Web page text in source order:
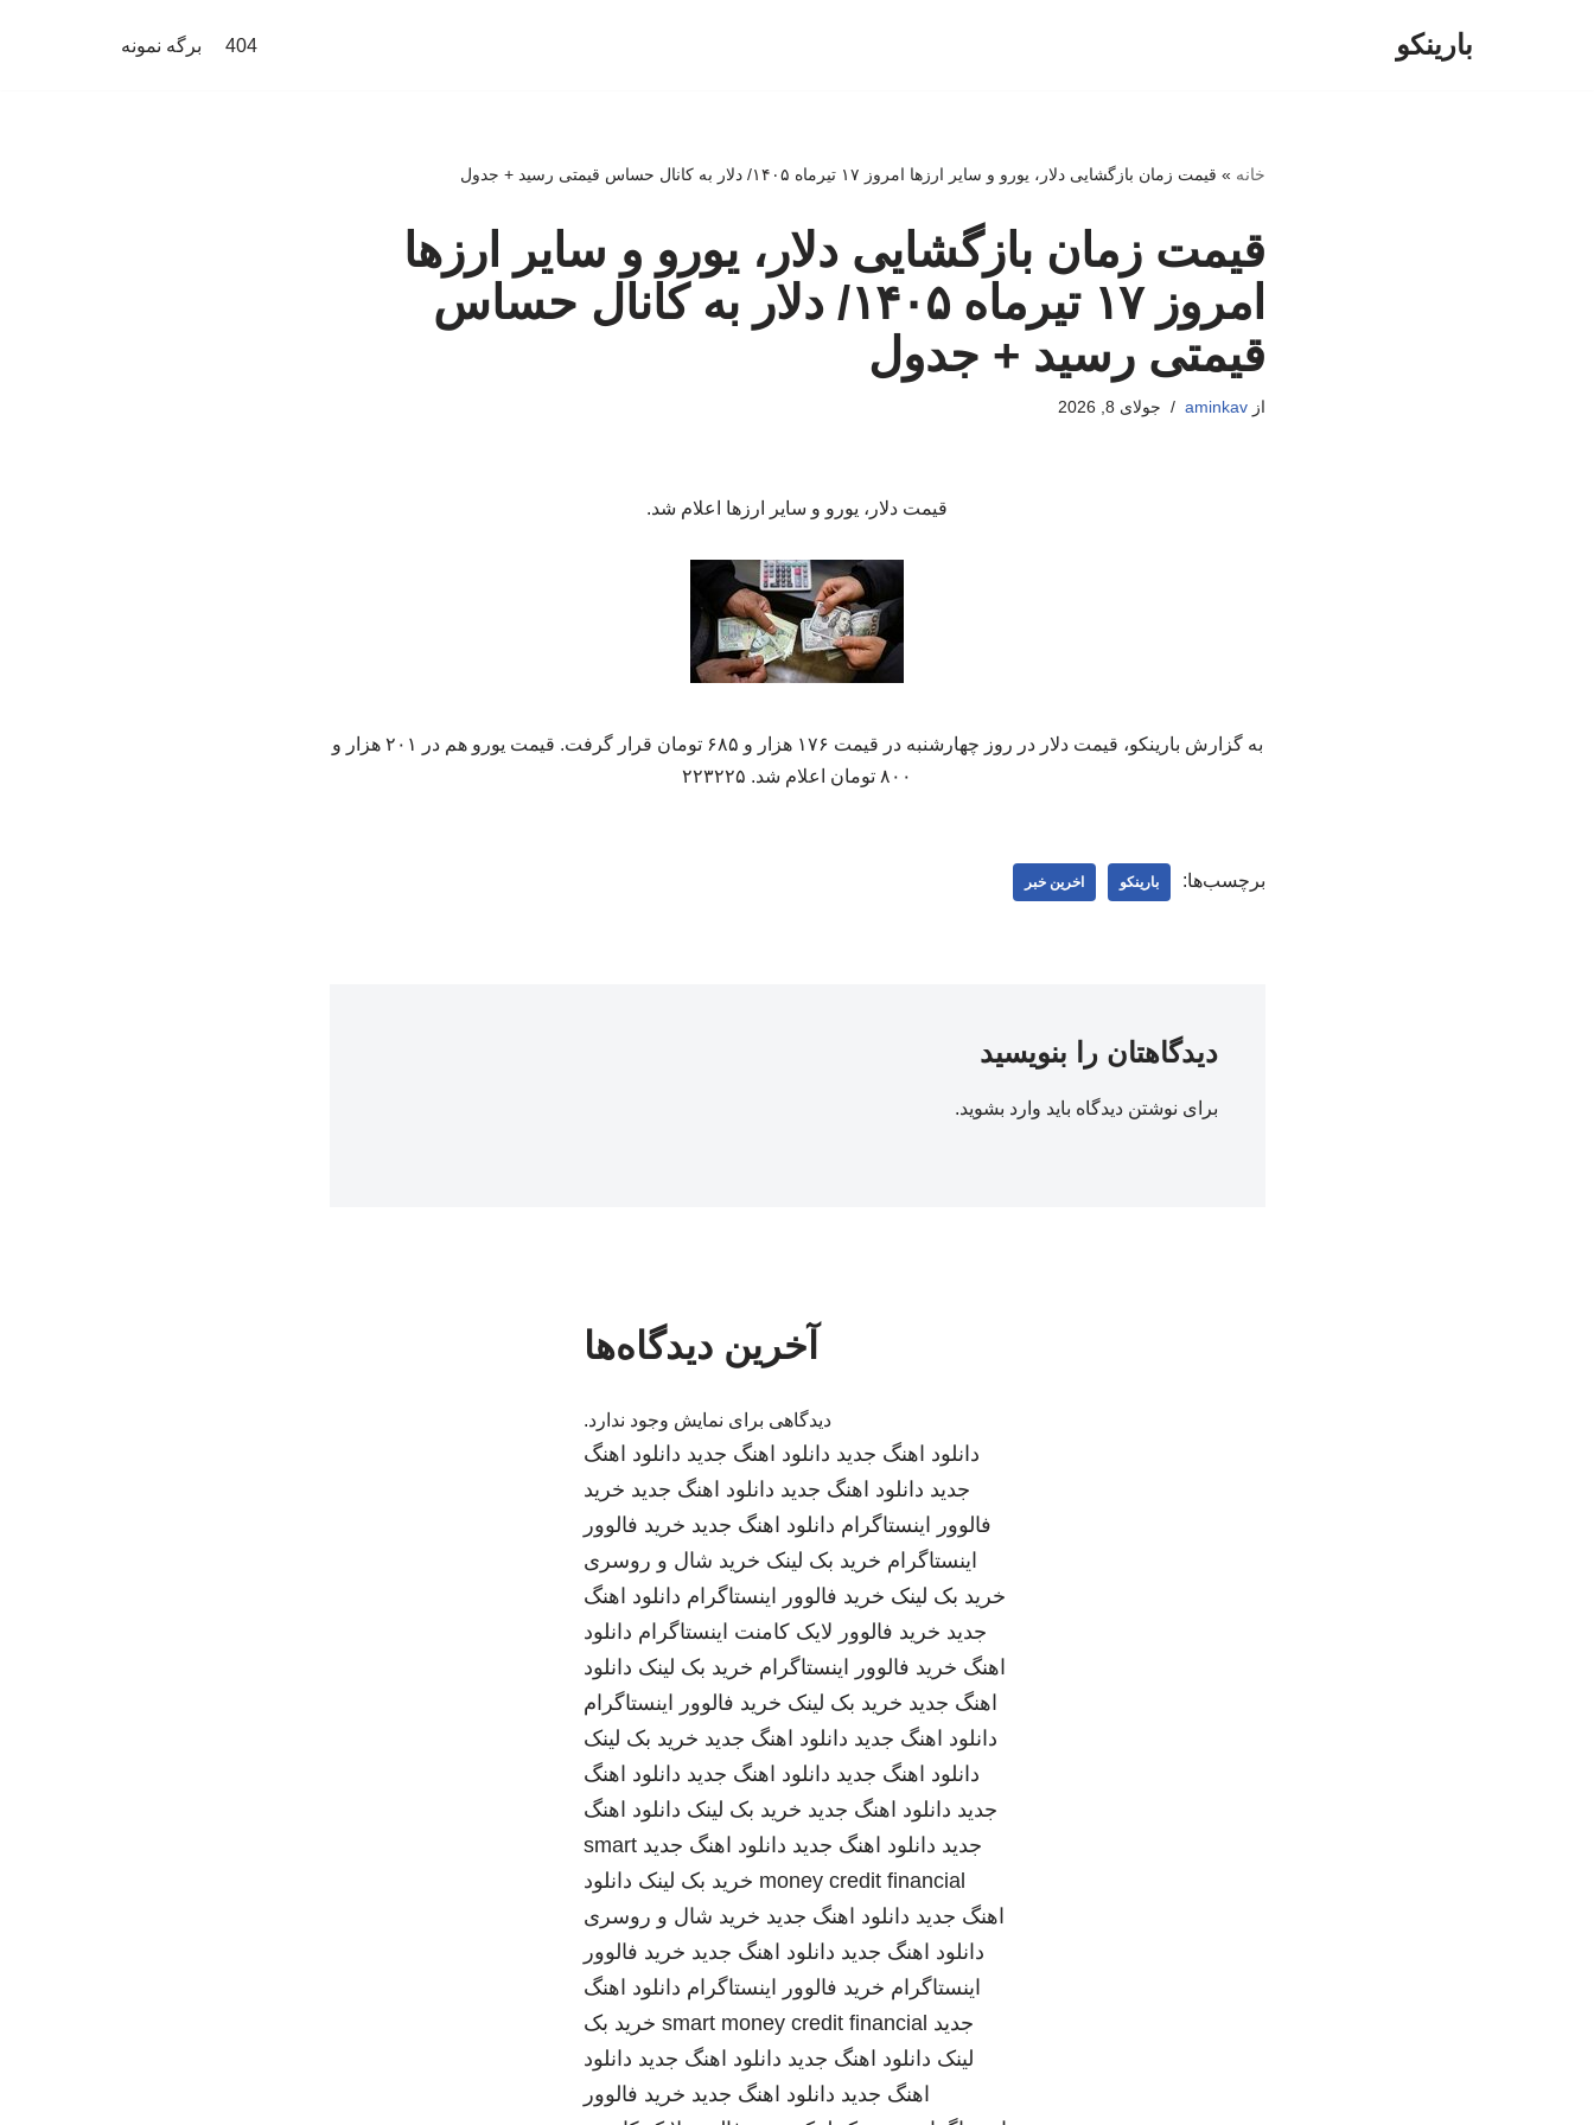
بارینکو 404 برگه نمونه
خانه » قیمت زمان بازگشایی دلار، یورو و سایر ارزها امروز ۱۷ تیرماه ۱۴۰۵/ دلار به کانال حساس قیمتی رسید + جدول
قیمت زمان بازگشایی دلار، یورو و سایر ارزها
امروز ۱۷ تیرماه ۱۴۰۵/ دلار به کانال حساس
قیمتی رسید + جدول
ازaminkav جولای 8, 2026
قیمت دلار، یورو و سایر ارزها اعلام شد.
به گزارش بارینکو، قیمت دلار در روز چهارشنبه در قیمت ۱۷۶ هزار و ۶۸۵ تومان قرار گرفت. قیمت یورو هم در ۲۰۱ هزار و
۸۰۰ تومان اعلام شد. ۲۲۳۲۲۵
برچسب‌ها: بارینکو اخرین خبر
دیدگاهتان را بنویسید
برای نوشتن دیدگاه باید وارد بشوید.
آخرین دیدگاه‌ها
دیدگاهی برای نمایش وجود ندارد.
دانلود اهنگ جدید دانلود اهنگ جدید دانلود اهنگ
جدید دانلود اهنگ جدید دانلود اهنگ جدید خرید
فالوور اینستاگرام دانلود اهنگ جدید خرید فالوور
اینستاگرام خرید بک لینک خرید شال و روسری
خرید بک لینک خرید فالوور اینستاگرام دانلود اهنگ
جدید خرید فالوور لایک کامنت اینستاگرام دانلود
اهنگ خرید فالوور اینستاگرام خرید بک لینک دانلود
اهنگ جدید خرید بک لینک خرید فالوور اینستاگرام
دانلود اهنگ جدید دانلود اهنگ جدید خرید بک لینک
دانلود اهنگ جدید دانلود اهنگ جدید دانلود اهنگ
جدید دانلود اهنگ جدید خرید بک لینک دانلود اهنگ
جدید دانلود اهنگ جدید دانلود اهنگ جدید smart
money credit financial خرید بک لینک دانلود
اهنگ جدید دانلود اهنگ جدید خرید شال و روسری
دانلود اهنگ جدید دانلود اهنگ جدید خرید فالوور
اینستاگرام خرید فالوور اینستاگرام دانلود اهنگ
جدید smart money credit financial خرید بک
لینک دانلود اهنگ جدید دانلود اهنگ جدید دانلود
اهنگ جدید دانلود اهنگ جدید خرید فالوور